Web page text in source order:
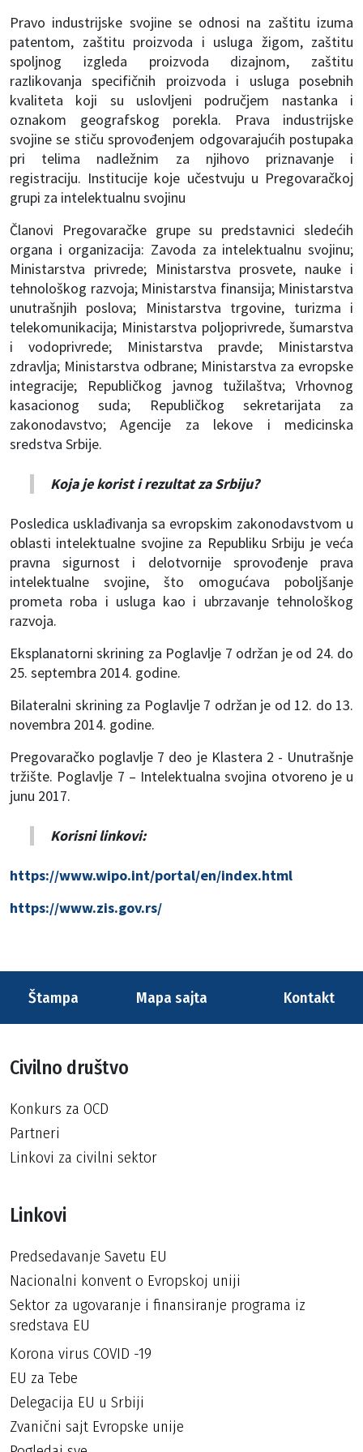
Pravo industrijske svojine se odnosi na zaštitu izuma
patentom, zaštitu proizvoda i usluga žigom, zaštitu
spoljnog izgleda proizvoda dizajnom, zaštitu
razlikovanja specifičnih proizvoda i usluga posebnih
kvaliteta koji su uslovljeni područjem nastanka i
oznakom geografskog porekla. Prava industrijske
svojine se stiču sprovođenjem odgovarajućih postupaka
pri telima nadležnim za njihovo priznavanje i
registraciju. Institucije koje učestvuju u Pregovaračkoj
grupi za intelektualnu svojinu
Članovi Pregovaračke grupe su predstavnici sledećih
organa i organizacija: Zavoda za intelektualnu svojinu;
Ministarstva privrede; Ministarstva prosvete, nauke i
tehnološkog razvoja; Ministarstva finansija; Ministarstva
unutrašnjih poslova; Ministarstva trgovine, turizma i
telekomunikacija; Ministarstva poljoprivrede, šumarstva
i vodoprivrede; Ministarstva pravde; Ministarstva
zdravlja; Ministarstva odbrane; Ministarstva za evropske
integracije; Republičkog javnog tužilaštva; Vrhovnog
kasacionog suda; Republičkog sekretarijata za
zakonodavstvo; Agencije za lekove i medicinska
sredstva Srbije.
Koja je korist i rezultat za Srbiju?
Posledica usklađivanja sa evropskim zakonodavstvom u
oblasti intelektualne svojine za Republiku Srbiju je veća
pravna sigurnost i delotvornije sprovođenje prava
intelektualne svojine, što omogućava poboljšanje
prometa roba i usluga kao i ubrzavanje tehnološkog
razvoja.
Eksplanatorni skrining za Poglavlje 7 održan je od 24. do
25. septembra 2014. godine.
Bilateralni skrining za Poglavlje 7 održan je od 12. do 13.
novembra 2014. godine.
Pregovaračko poglavlje 7 deo je Klastera 2 - Unutrašnje
tržište. Poglavlje 7 – Intelektualna svojina otvoreno je u
junu 2017.
Korisni linkovi:
https://www.wipo.int/portal/en/index.html
https://www.zis.gov.rs/
Štampa Mapa sajta Kontakt
Civilno društvo
Konkurs za OCD
Partneri
Linkovi za civilni sektor
Linkovi
Predsedavanje Savetu EU
Nacionalni konvent o Evropskoj uniji
Sektor za ugovaranje i finansiranje programa iz
sredstava EU
Korona virus COVID -19
EU za Tebe
Delegacija EU u Srbiji
Zvanični sajt Evropske unije